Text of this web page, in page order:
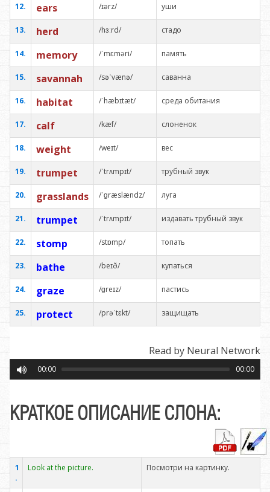
12. ears /ɪərz/ уши
13. herd /hɜːrd/ стадо
14. memory /ˈmɛməri/ память
15. savannah /səˈvænə/ саванна
16. habitat /ˈhæbɪtæt/ среда обитания
17. calf /kæf/ слоненок
18. weight /weɪt/ вес
19. trumpet /ˈtrʌmpɪt/ трубный звук
20. grasslands /ˈɡræslændz/ луга
21. trumpet /ˈtrʌmpɪt/ издавать трубный звук
22. stomp /stɒmp/ топать
23. bathe /beɪð/ купаться
24. graze /ɡreɪz/ пастись
25. protect /prəˈtɛkt/ защищать
Read by Neural Network
00:00 00:00
КРАТКОЕ ОПИСАНИЕ СЛОНА:
1
.
Look at the picture. Посмотри на картинку.